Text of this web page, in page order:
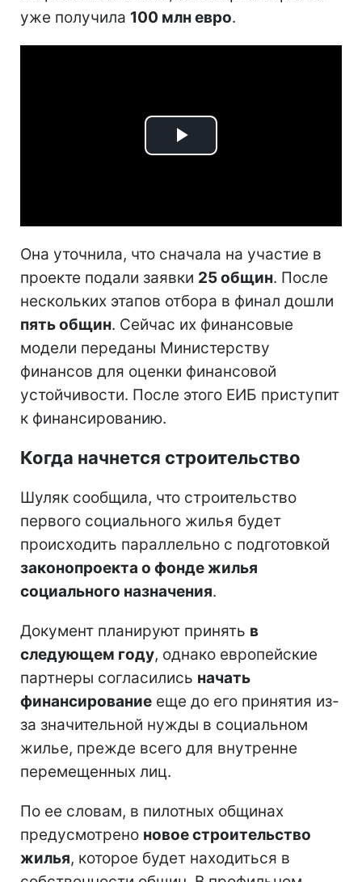
уже получила 100 млн евро.
Play
Она уточнила, что сначала на участие в
проекте подали заявки 25 общин. После
нескольких этапов отбора в финал дошли
пять общин. Сейчас их финансовые
модели переданы Министерству
финансов для оценки финансовой
устойчивости. После этого ЕИБ приступит
к финансированию.
Когда начнется строительство
Шуляк сообщила, что строительство
первого социального жилья будет
происходить параллельно с подготовкой
законопроекта о фонде жилья
социального назначения.
Документ планируют принять в
следующем году, однако европейские
партнеры согласились начать
финансирование еще до его принятия из-
за значительной нужды в социальном
жилье, прежде всего для внутренне
перемещенных лиц.
По ее словам, в пилотных общинах
предусмотрено новое строительство
жилья, которое будет находиться в